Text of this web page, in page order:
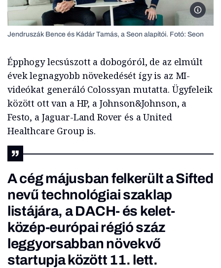
Jendruszák Bence és Kádár Tamás, a Seon alapítói. Fotó: Seon
Épphogy lecsúszott a dobogóról, de az elmúlt
évek legnagyobb növekedését így is az MI-
videókat generáló Colossyan mutatta. Ügyfeleik
között ott van a HP, a Johnson&Johnson, a
Festo, a Jaguar-Land Rover és a United
Healthcare Group is.
A cég májusban felkerült a Sifted
nevű technológiai szaklap
listájára, a DACH- és kelet-
közép-európai régió száz
leggyorsabban növekvő
startupja között 11. lett.